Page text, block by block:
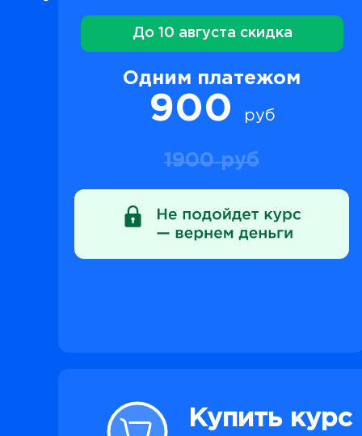
До 10 августа скидка
Одним платежом
900 руб
1900 руб
Купить